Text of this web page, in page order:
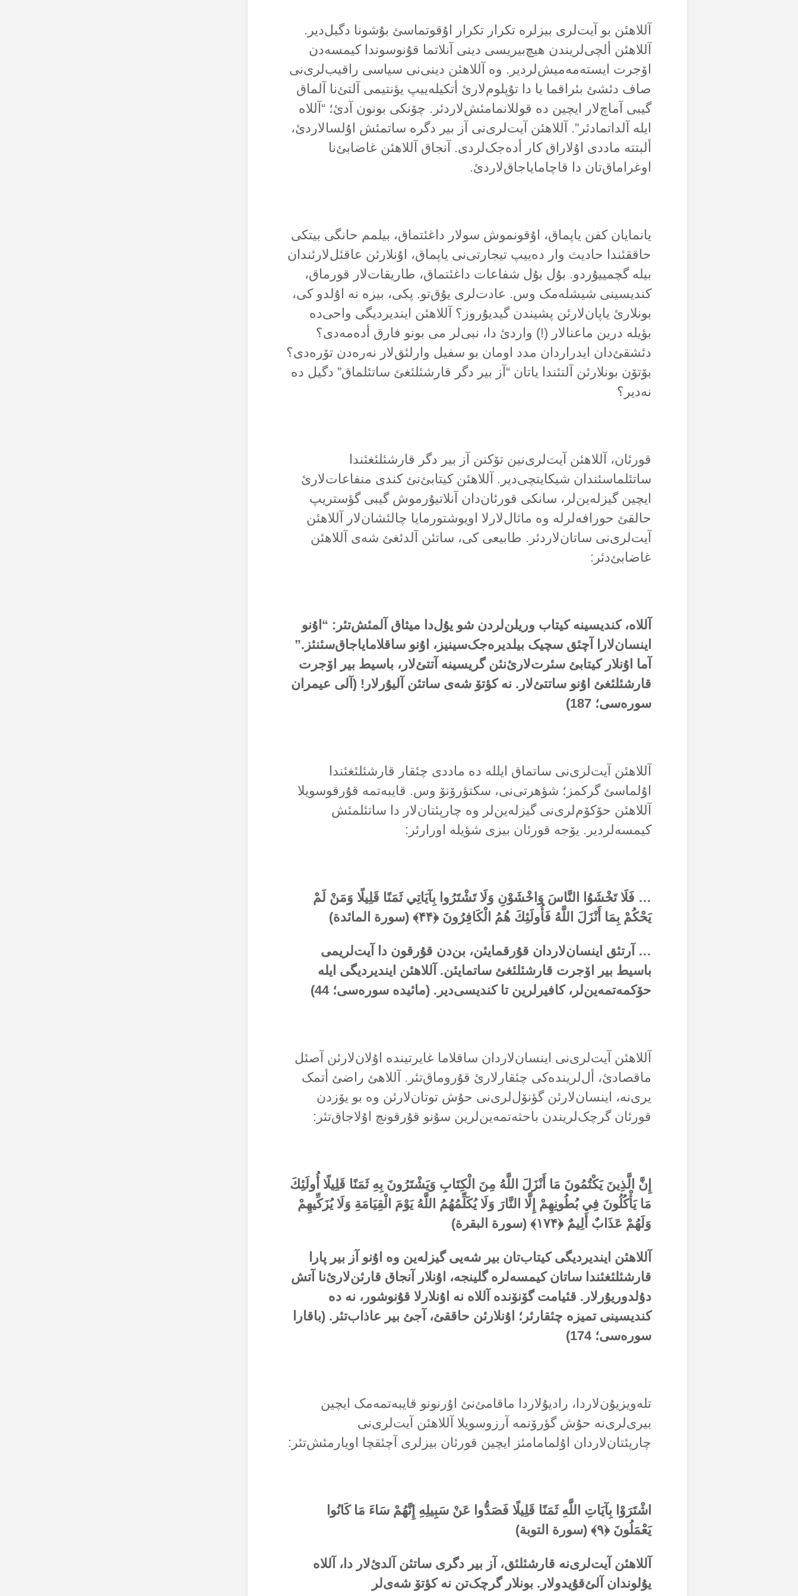
آللاهئن بو آیت‌لری بیزلرە تکرار تکرار اۇقوتماسئ بۇشونا دگیل‌دیر.
آللاهئن ألچی‌لریندن هیچ‌بیریسی دینی آنلاتما قۇنوسوندا کیمسەدن
اۆجرت ایستەمەمیش‌لردیر. وە آللاهئن دینی‌نی سیاسی راقیب‌لری‌نی
صاف دئشئ بئراقما یا دا تۇپلوم‌لارئ أتکیلەییپ یؤنتیمی آلتئ‌نا آلماق
گیبی آماچ‌لار ایچین دە قوللانمامئش‌لاردئر. چۆنکی بونون آدئ؛ “آللاە
ایلە آلداتمادئر”. آللاهئن آیت‌لری‌نی آز بیر دگرە ساتمئش اۇلسالاردئ،
ألبتتە ماددی اۇلاراق کار أدەجک‌لردی. آنجاق آللاهئن غاضابئ‌نا
اوغراماق‌تان دا قاچامایاجاق‌لاردئ.
یانمایان کفن یاپماق، اۇقونموش سولار داغئتماق، بیلمم حانگی بیتکی
حاققئندا حادیث وار دەییپ تیجارتی‌نی یاپماق، اۇنلارئن عاقئل‌لارئندان
بیلە گچمییۇردو. بۇل بۇل شفاعات داغئتماق، طاریقات‌لار قورماق،
کندیسینی شیشلەمک وس. عادت‌لری یۇق‌تو. پکی، بیزە نە اۇلدو کی،
بونلارئ یاپان‌لارئن پشیندن گیدیۇروز؟ آللاهئن ایندیردیگی واحی‌دە
بؤیلە درین ماعنالار (!) واردئ دا، نبی‌لر می بونو فارق أدەمەدی؟
دئشقئ‌دان ایدراردان مدد اومان بو سفیل وارلئق‌لار نەرەدن تۆرەدی؟
بۆتۆن بونلارئن آلتئندا یاتان “آز بیر دگر قارشئلئغئ ساتئلماق” دگیل دە
نەدیر؟
قورئان، آللاهئن آیت‌لری‌نین تۆکنن آز بیر دگر قارشئلئغئندا
ساتئلماسئندان شیکایتچی‌دیر. آللاهئن کیتابئ‌نئ کندی منفاعات‌لارئ
ایچین گیزلەین‌لر، سانکی قورئان‌دان آنلاتیۇرموش گیبی گؤستریپ
حالقئ حورافەلرلە وە ماثال‌لارلا اویوشتورمایا چالئشان‌لار آللاهئن
آیت‌لری‌نی ساتان‌لاردئر. طابیعی کی، ساتئن آلدئغئ شەی آللاهئن
غاضابئ‌دئر:
آللاە، کندیسینە کیتاب وریلن‌لردن شو یۇل‌دا میثاق آلمئش‌تئر: “اۇنو
اینسان‌لارا آچئق سچیک بیلدیرەجک‌سینیز، اۇنو ساقلامایاجاق‌سئنئز.”
آما اۇنلار کیتابئ سئرت‌لارئ‌نئن گریسینە آتتئ‌لار، باسیط بیر اۆجرت
قارشئلئغئ اۇنو ساتتئ‌لار. نە کؤتۆ شەی ساتئن آلیۇرلار! (آلی عیمران
سورەسی؛ 187
)
آللاهئن آیت‌لری‌نی ساتماق ایللە دە ماددی چئقار قارشئلئغئندا
اۇلماسئ گرکمز؛ شؤهرتی‌نی، سکتؤرۆنۆ وس. قایبەتمە قۇرقوسویلا
آللاهئن حۆکۆم‌لری‌نی گیزلەین‌لر وە چارپئتان‌لار دا ساتئلمئش
کیمسەلردیر. یۆجە قورئان بیزی شؤیلە اورارئر:
… فَلَا تَخْشَوُا النَّاسَ وَاخْشَوْنِ وَلَا تَشْتَرُوا بِآيَاتِي ثَمَنًا قَلِيلًا وَمَنْ لَمْ
يَحْكُمْ بِمَا أَنْزَلَ اللَّهُ فَأُولَئِكَ هُمُ الْكَافِرُونَ ﴿۴۴﴾ (سورة المائدة)
… آرتئق اینسان‌لاردان قۇرقمایئن، بن‌دن قۇرقون دا آیت‌لریمی
باسیط بیر اۆجرت قارشئلئغئ ساتمایئن. آللاهئن ایندیردیگی ایلە
حۆکمەتمەین‌لر، کافیرلرین تا کندیسی‌دیر. (مائیدە سورەسی؛ 44
)
آللاهئن آیت‌لری‌نی اینسان‌لاردان ساقلاما غایرتیندە اۇلان‌لارئن آصئل
ماقصادئ، أل‌لریندەکی چئقارلارئ قۇروماق‌تئر. آللاهئ راضئ أتمک
یری‌نە، اینسان‌لارئن گؤنۆل‌لری‌نی حۇش توتان‌لارئن وە بو یۆزدن
قورئان گرچک‌لریندن باحثەتمەین‌لرین سۇنو قۇرقونچ اۇلاجاق‌تئر:
إِنَّ الَّذِينَ يَكْتُمُونَ مَا أَنْزَلَ اللَّهُ مِنَ الْكِتَابِ وَيَشْتَرُونَ بِهِ ثَمَنًا قَلِيلًا أُولَئِكَ
مَا يَأْكُلُونَ فِي بُطُونِهِمْ إِلَّا النَّارَ وَلَا يُكَلِّمُهُمُ اللَّهُ يَوْمَ الْقِيَامَةِ وَلَا يُزَكِّيهِمْ
وَلَهُمْ عَذَابٌ أَلِيمٌ ﴿۱۷۴﴾ (سورة البقرة)
آللاهئن ایندیردیگی کیتاب‌تان بیر شەیی گیزلەین وە اۇنو آز بیر پارا
قارشئلئغئندا ساتان کیمسەلرە گلینجە، اۇنلار آنجاق قارئن‌لارئ‌نا آتش
دۇلدوریۇرلار. قئیامت گۆنۆندە آللاە نە اۇنلارلا قۇنوشور، نە دە
کندیسینی تمیزە چئقارئر؛ اۇنلارئن حاققئ، آجئ بیر عاذاب‌تئر. (باقارا
سورەسی؛ 174
)
تلەویزیۇن‌لاردا، رادیۇلاردا ماقامئ‌نئ اۇرنونو قایبەتمەمک ایچین
بیری‌لری‌نە حۇش گؤرۆنمە آرزوسویلا آللاهئن آیت‌لری‌نی
چارپئتان‌لاردان اۇلمامامئز ایچین قورئان بیزلری آچئقچا اویارمئش‌تئر:
اشْتَرَوْا بِآيَاتِ اللَّهِ ثَمَنًا قَلِيلًا فَصَدُّوا عَنْ سَبِيلِهِ إِنَّهُمْ سَاءَ مَا كَانُوا
يَعْمَلُونَ ﴿۹﴾ (سورة التوبة)
آللاهئن آیت‌لری‌نە قارشئلئق، آز بیر دگری ساتئن آلدئ‌لار دا، آللاە
یۇلوندان آلئ‌قۇیدولار. بونلار گرچک‌تن نە کؤتۆ شەی‌لر